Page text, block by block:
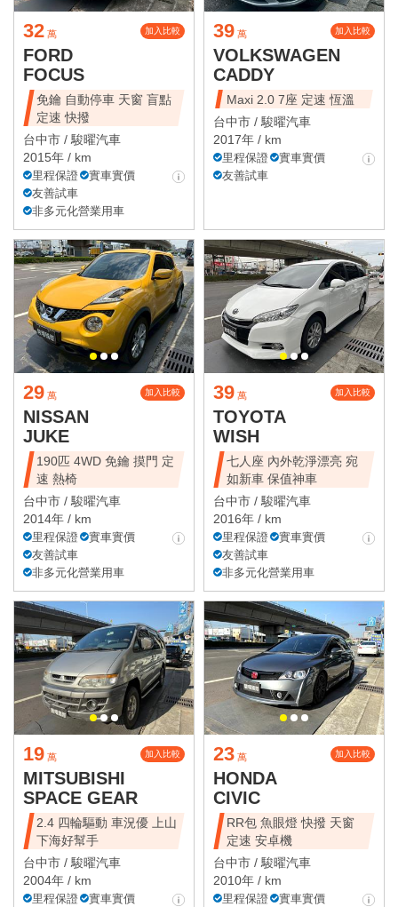
32 萬 加入比較
FORD
FOCUS
免鑰 自動停車 天窗 盲點
定速 快撥
台中市 / 駿曜汽車
2015年 / km
里程保證
實車實價
友善試車
非多元化營業用車
39 萬 加入比較
VOLKSWAGEN
CADDY
Maxi 2.0 7座 定速 恆溫
台中市 / 駿曜汽車
2017年 / km
里程保證
實車實價
友善試車
29 萬 加入比較
NISSAN
JUKE
190匹 4WD 免鑰 摸門 定
速 熱椅
台中市 / 駿曜汽車
2014年 / km
里程保證
實車實價
友善試車
非多元化營業用車
39 萬 加入比較
TOYOTA
WISH
七人座 內外乾淨漂亮 宛
如新車 保值神車
台中市 / 駿曜汽車
2016年 / km
里程保證
實車實價
友善試車
非多元化營業用車
19 萬 加入比較
MITSUBISHI
SPACE GEAR
2.4 四輪驅動 車況優 上山
下海好幫手
台中市 / 駿曜汽車
2004年 / km
里程保證
實車實價
23 萬 加入比較
HONDA
CIVIC
RR包 魚眼燈 快撥 天窗
定速 安卓機
台中市 / 駿曜汽車
2010年 / km
里程保證
實車實價